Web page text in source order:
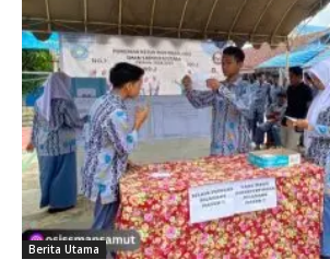
Berita Utama